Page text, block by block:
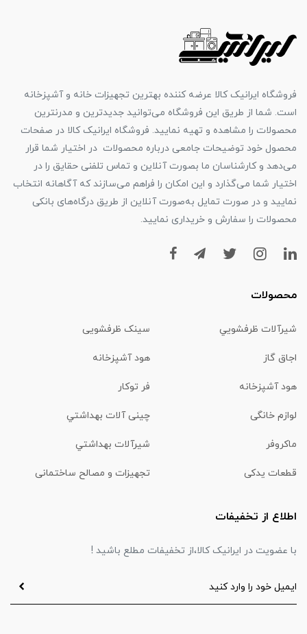
فروشگاه ایرانیک کالا عرضه کننده بهترین تجهیزات خانه و آشپزخانه
است. شما از طریق این فروشگاه می‌توانید جدیدترین و مدرنترین
محصولات را مشاهده و تهیه نمایید. فروشگاه ایرانیک کالا در صفحات
محصول خود توضیحات جامعی درباره محصولات در اختیار شما قرار
می‌دهد و کارشناسان ما بصورت آنلاین و تماس تلفنی حقایق را در
اختیار شما می‌گذارد و این امکان را فراهم می‌سازند که آگاهانه انتخاب
نمایید و در صورت تمایل به‌صورت آنلاین از طریق درگاه‌های بانکی
محصولات را سفارش و خریداری نمایید.
محصولات
شیرآلات ظرفشويي سینک ظرفشویی
اجاق گاز هود آشپزخانه
هود آشپزخانه فر توکار
لوازم خانگی چینی آلات بهداشتي
ماكروفر شیرآلات بهداشتي
قطعات یدکی تجهیزات و مصالح ساختمانی
اطلاع از تخفیفات
با عضویت در ایرانیک کالا،از تخفیفات مطلع باشید !